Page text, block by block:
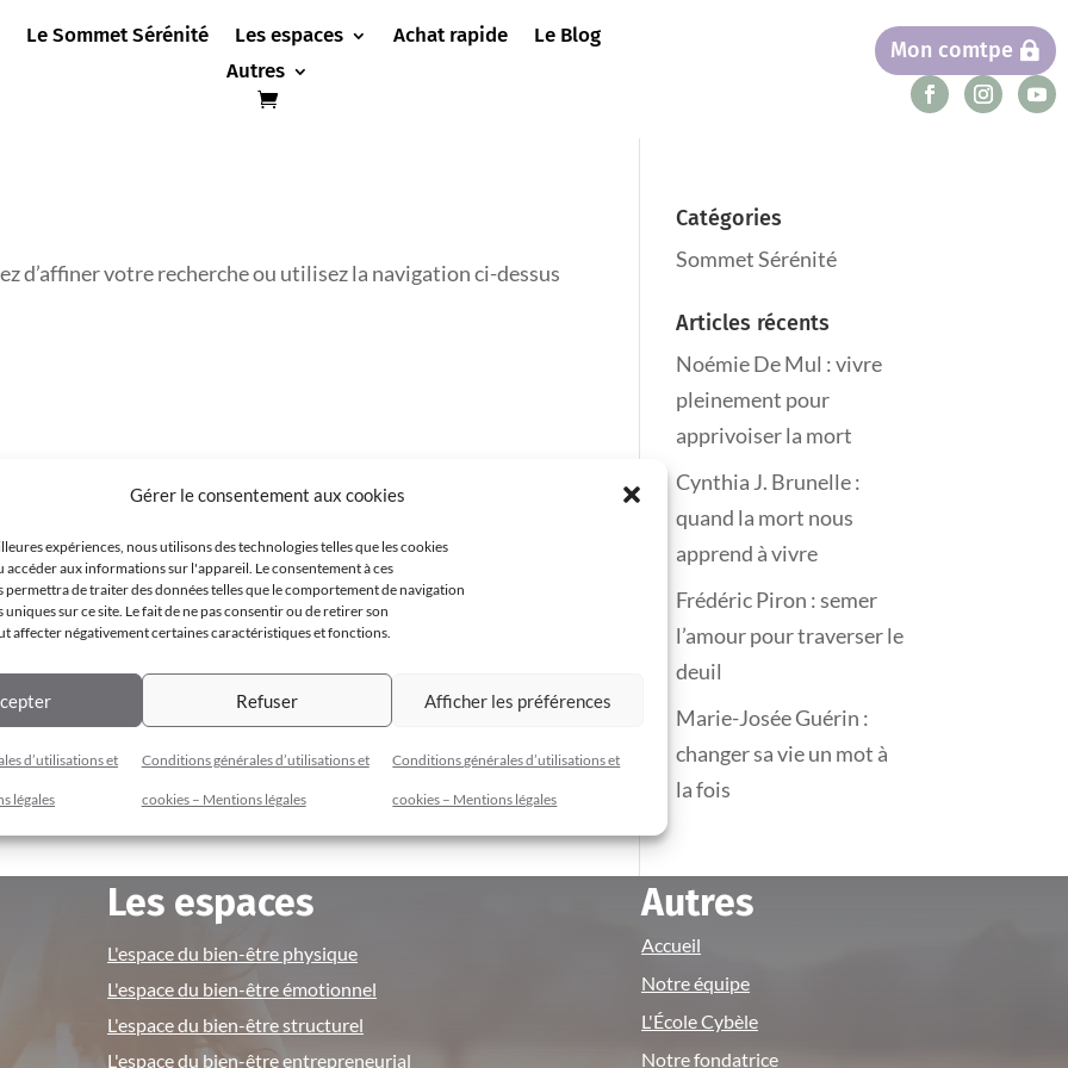
Gérer le consentement aux cookies
expériences, nous utilisons des technologies telles que les cookies
aux informations sur l'appareil. Le consentement à ces
permettra de traiter des données telles que le comportement de navigation
sur ce site. Le fait de ne pas consentir ou de retirer son
affecter négativement certaines caractéristiques et fonctions.
Refuser Afficher les préférences
d’utilisations et
légales
Conditions générales d’utilisations et
cookies – Mentions légales
Conditions générales d’utilisations et
cookies – Mentions légales
Le Sommet Sérénité Les espaces Achat rapide
Le Blog
Autres
Mon comtpe
d’affiner votre recherche ou utilisez la navigation ci-dessus
Catégories
Sommet Sérénité
Articles récents
Noémie De Mul : vivre
pleinement pour
apprivoiser la mort
Cynthia J. Brunelle :
quand la mort nous
apprend à vivre
Frédéric Piron : semer
l’amour pour traverser le
deuil
Marie-Josée Guérin :
changer sa vie un mot à
la fois
Les espaces
L'espace du bien-être physique
L'espace du bien-être émotionnel
L'espace du bien-être structurel
L'espace du bien-être entrepreneurial
Autres
Accueil
Notre équipe
L'École Cybèle
Notre fondatrice